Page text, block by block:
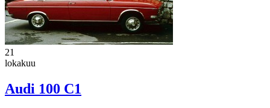
21
lokakuu
Audi 100 C1